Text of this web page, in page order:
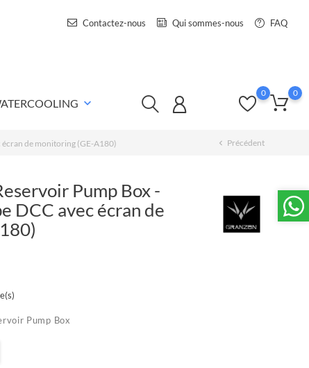
Contactez-nous Qui sommes-nous FAQ
keyboard_arrow_down
0
0
écran de monitoring (GE-A180) chevron_left Précédent
Pump Box -
DCC avec écran de
Pump Box